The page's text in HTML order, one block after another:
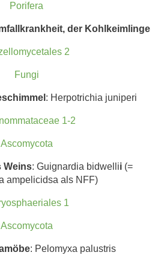
Porifera
der Kohlkeimlinge
2
Fungi
: Herpotrichia juniperi
1-2
Ascomycota
Weins: Guignardia bidwellii(=
ampelicidsa als NFF)
1
Ascomycota
: Pelomyxa palustris